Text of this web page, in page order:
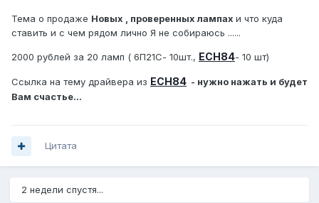
Тема о продаже Новых , проверенных лампах и что куда
ставить и с чем рядом лично Я не собираюсь ......
2000 рублей за 20 ламп ( 6П21С- 10шт., ECH84- 10 шт)
Ссылка на тему драйвера из ECH84 - нужно нажать и будет
Вам счастье...
Цитата
2 недели спустя...